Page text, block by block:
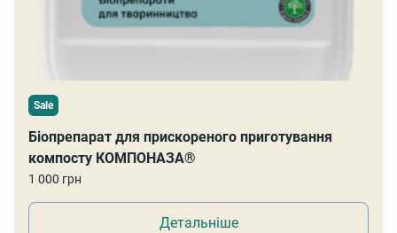
Sale
Біопрепарат для прискореного приготування
компосту КОМПОНАЗА®
1 000 грн
Детальніше